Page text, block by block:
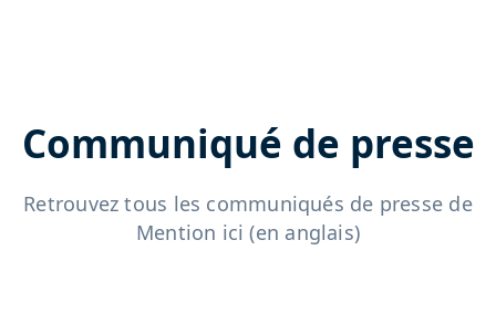
Communiqué de presse
Retrouvez tous les communiqués de presse de
Mention ici (en anglais)